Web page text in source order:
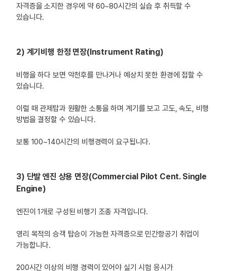
자격증을 소지한 경우에 약 60~80시간의 실습 후 취득할 수
있습니다.
2) 계기비행 한정 면장(Instrument Rating)
비행을 하다 보면 악천후를 만나거나 예상치 못한 환경에 접할 수
있습니다.
이럴 때 관제탑과 원활한 소통을 하며 계기를 보고 고도, 속도, 비행
방법을 결정할 수 있습니다.
보통 100~140시간의 비행경력이 요구됩니다.
3) 단발 엔진 상용 면장(Commercial Pilot Cent. Single
Engine)
엔진이 1개로 구성된 비행기 조종 자격입니다.
영리 목적의 승객 탑승이 가능한 자격증으로 민간항공기 취업이
가능합니다.
200시간 이상의 비행 경력이 있어야 실기 시험 응시가